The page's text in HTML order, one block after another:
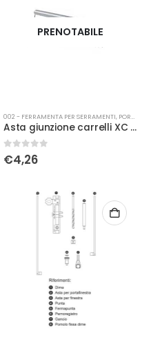
PRENOTABILE
002 - FERRAMENTA PER SERRAMENTI, PORTE
Asta giunzione carrelli XC S-Line 1000mm
0Su 5
€4,26